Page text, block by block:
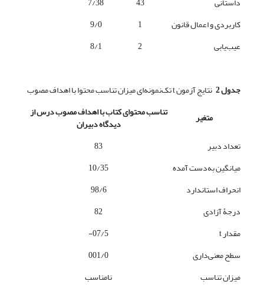
کاربردی و اعمال قانون
1
9/0
عیب‌یابی
2
8/1
جدول 2 نتایج آزمون t تک‌نمونه‌ای میزان تناسب محتوا با اهداف مصوب
متغیر
تناسب محتوای کتاب با اهداف مصوب درس از
دیدگاه دبیران
تعداد دبیر
83
میانگین به‌دست آمده
10/35
انحراف ‌استاندارد
98/6
درجۀ آزادی
82
مقدار t
07/5-
سطح معنی‌داری
001/0
میزان تناسب
نامناسب